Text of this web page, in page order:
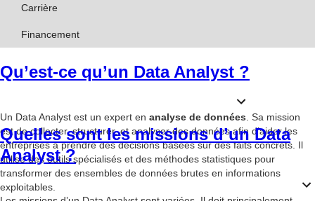
Carrière
Financement
Qu’est-ce qu’un Data Analyst ?
Un Data Analyst est un expert en analyse de données . Sa mission
est de collecter, structurer, et analyser des données afin d’aider les
entreprises à prendre des décisions basées sur des faits concrets. Il
utilise des outils spécialisés et des méthodes statistiques pour
transformer des ensembles de données brutes en informations
exploitables.
Quelles sont les missions d’un Data
Analyst ?